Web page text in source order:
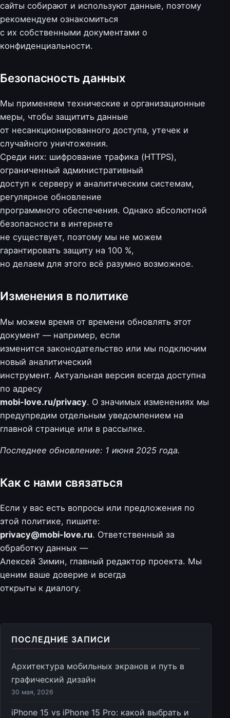
сайты собирают и используют данные, поэтому
рекомендуем ознакомиться
с их собственными документами о
конфиденциальности.
Безопасность данных
Мы применяем технические и организационные
меры, чтобы защитить данные
от несанкционированного доступа, утечек и
случайного уничтожения.
Среди них: шифрование трафика (HTTPS),
ограниченный административный
доступ к серверу и аналитическим системам,
регулярное обновление
программного обеспечения. Однако абсолютной
безопасности в интернете
не существует, поэтому мы не можем
гарантировать защиту на 100 %,
но делаем для этого всё разумно возможное.
Изменения в политике
Мы можем время от времени обновлять этот
документ — например, если
изменится законодательство или мы подключим
новый аналитический
инструмент. Актуальная версия всегда доступна
по адресу
mobi-love.ru/privacy. О значимых изменениях мы
предупредим отдельным уведомлением на
главной странице или в рассылке.
Последнее обновление: 1 июня 2025 года.
Как с нами связаться
Если у вас есть вопросы или предложения по
этой политике, пишите:
privacy@mobi-love.ru. Ответственный за
обработку данных —
Алексей Зимин, главный редактор проекта. Мы
ценим ваше доверие и всегда
открыты к диалогу.
ПОСЛЕДНИЕ ЗАПИСИ
Архитектура мобильных экранов и путь в
графический дизайн
30 мая, 2026
iPhone 15 vs iPhone 15 Pro: какой выбрать и